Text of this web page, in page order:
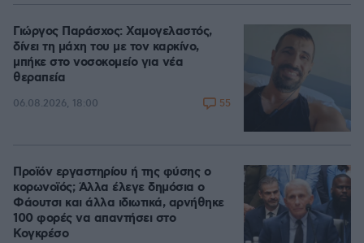
Γιώργος Παράσχος: Χαμογελαστός,
δίνει τη μάχη του με τον καρκίνο,
μπήκε στο νοσοκομείο για νέα
θεραπεία
06.08.2026, 18:00 55
Προϊόν εργαστηρίου ή της φύσης ο
κορωνοϊός; Άλλα έλεγε δημόσια ο
Φάουτσι και άλλα ιδιωτικά, αρνήθηκε
100 φορές να απαντήσει στο
Κογκρέσο